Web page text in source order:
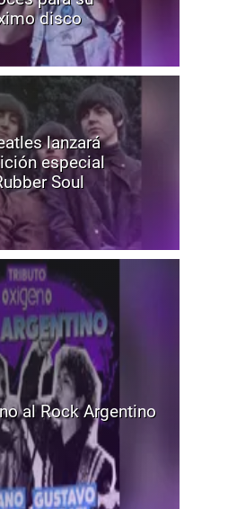
disco
lanzará
especial
Soul
al Rock Argentino